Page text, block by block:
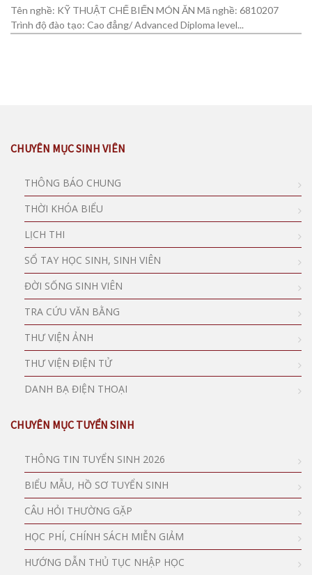
Tên nghề: KỸ THUẬT CHẾ BIẾN MÓN ĂN Mã nghề: 6810207
Trình độ đào tạo: Cao đẳng/ Advanced Diploma level...
CHUYÊN MỤC SINH VIÊN
THÔNG BÁO CHUNG
THỜI KHÓA BIỂU
LỊCH THI
SỔ TAY HỌC SINH, SINH VIÊN
ĐỜI SỐNG SINH VIÊN
TRA CỨU VĂN BẰNG
THƯ VIỆN ẢNH
THƯ VIỆN ĐIỆN TỬ
DANH BẠ ĐIỆN THOẠI
CHUYÊN MỤC TUYỂN SINH
THÔNG TIN TUYỂN SINH 2026
BIỂU MẪU, HỒ SƠ TUYỂN SINH
CÂU HỎI THƯỜNG GẶP
HỌC PHÍ, CHÍNH SÁCH MIỄN GIẢM
HƯỚNG DẪN THỦ TỤC NHẬP HỌC